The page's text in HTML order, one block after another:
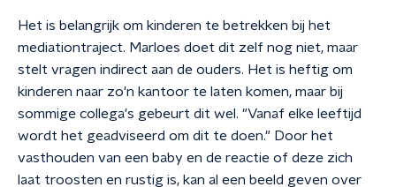
Het is belangrijk om kinderen te betrekken bij het
mediationtraject. Marloes doet dit zelf nog niet, maar
stelt vragen indirect aan de ouders. Het is heftig om
kinderen naar zo'n kantoor te laten komen, maar bij
sommige collega's gebeurt dit wel. "Vanaf elke leeftijd
wordt het geadviseerd om dit te doen." Door het
vasthouden van een baby en de reactie of deze zich
laat troosten en rustig is, kan al een beeld geven over